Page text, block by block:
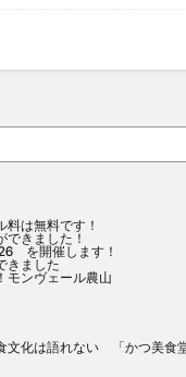
料は無料です！
きました！
を開催します！
きました
モンヴェール農山
文化は語れない 「かつ美食